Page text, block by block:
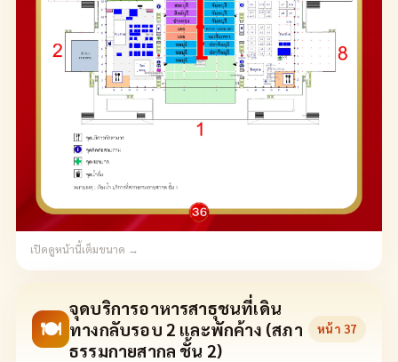
เปิดดูหน้านี้เต็มขนาด →
🍽
จุดบริการอาหารสาธุชนที่เดิน
ทางกลับรอบ 2 และพักค้าง (สภา
ธรรมกายสากล ชั้น 2)
หน้า 37